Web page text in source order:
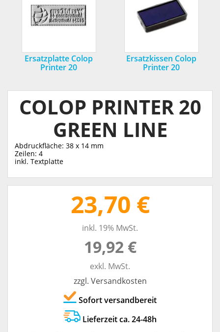
Ersatzplatte Colop
Printer 20
Ersatzkissen Colop
Printer 20
COLOP PRINTER 20
GREEN LINE
Abdruckfläche: 38 x 14 mm
Zeilen: 4
inkl. Textplatte
23,70 €
inkl. 19% MwSt.
19,92 €
exkl. MwSt.
zzgl. Versandkosten
Sofort versandbereit
Lieferzeit ca. 24-48h